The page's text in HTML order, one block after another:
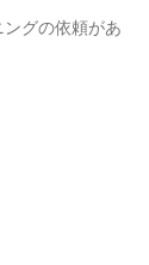
グの依頼があ